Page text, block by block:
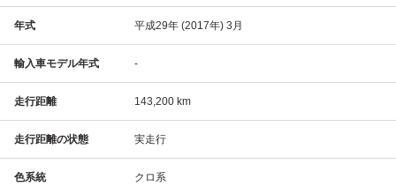
年式 平成29年 (2017年) 3月
輸入車モデル年式 -
走行距離 143,200 km
走行距離の状態 実走行
色系統 クロ系